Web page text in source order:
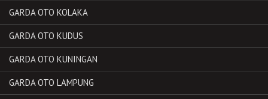
GARDA OTO KOLAKA
GARDA OTO KUDUS
GARDA OTO KUNINGAN
GARDA OTO LAMPUNG